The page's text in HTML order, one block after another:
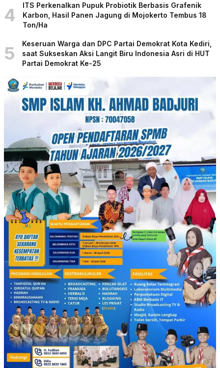
4
ITS Perkenalkan Pupuk Probiotik Berbasis Grafenik
Karbon, Hasil Panen Jagung di Mojokerto Tembus 18
Ton/Ha
5
Keseruan Warga dan DPC Partai Demokrat Kota Kediri,
saat Sukseskan Aksi Langit Biru Indonesia Asri di HUT
Partai Demokrat Ke-25